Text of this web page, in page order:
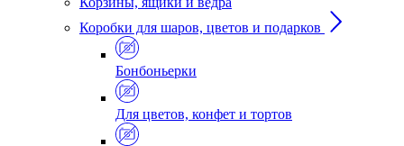
Коробки для шаров, цветов и подарков
Бонбоньерки
Для цветов, конфет и тортов